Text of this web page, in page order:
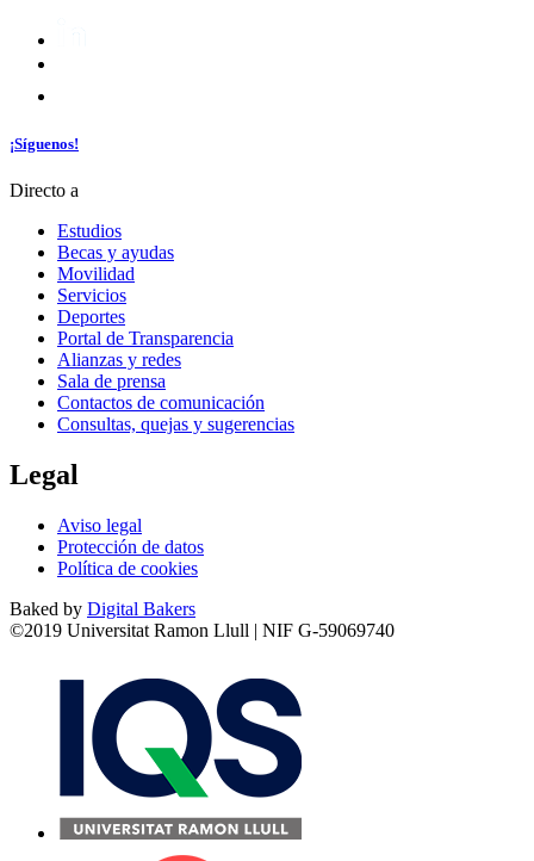
¡Síguenos!
Directo a
Estudios
Becas y ayudas
Movilidad
Servicios
Deportes
Portal de Transparencia
Alianzas y redes
Sala de prensa
Contactos de comunicación
Consultas, quejas y sugerencias
Legal
Aviso legal
Protección de datos
Política de cookies
Baked by Digital Bakers
©2019 Universitat Ramon Llull | NIF G-59069740